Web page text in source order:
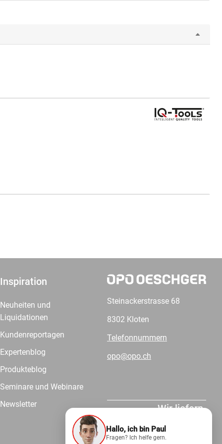
Inspiration
Neuheiten und
Liquidationen
Kundenreportagen
Expertenblog
Produkteblog
Seminare und Webinare
Newsletter
Steinackerstrasse 68
8302 Kloten
Telefonnummern
opo@opo.ch
Wir liefern.
Hallo, ich bin Paul
Fragen? Ich helfe gern.